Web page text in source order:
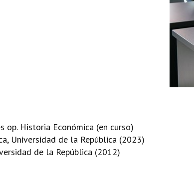
op. Historia Económica (en curso)
Universidad de la República (2023)
de la República (2012)